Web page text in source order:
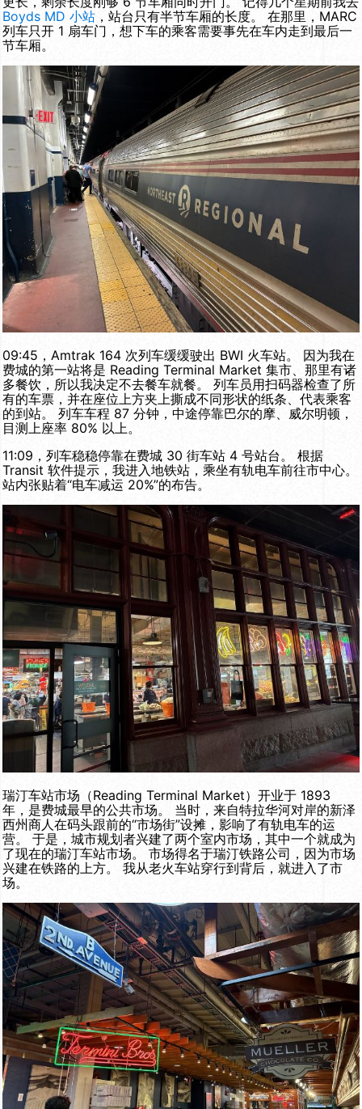
Boyds MD 小站 ，站台只有半节车厢的长度。 在那里，MARC
列车只开 1 扇车门，想下车的乘客需要事先在车内走到最后一
节车厢。
09:45，Amtrak 164 次列车缓缓驶出 BWI 火车站。 因为我在
费城的第一站将是 Reading Terminal Market 集市、那里有诸
多餐饮，所以我决定不去餐车就餐。 列车员用扫码器检查了所
有的车票，并在座位上方夹上撕成不同形状的纸条、代表乘客
的到站。 列车车程 87 分钟，中途停靠巴尔的摩、威尔明顿，
目测上座率 80% 以上。
11:09，列车稳稳停靠在费城 30 街车站 4 号站台。 根据
Transit 软件提示，我进入地铁站，乘坐有轨电车前往市中心。
站内张贴着“电车减运 20%”的布告。
瑞汀车站市场（Reading Terminal Market）开业于 1893
年，是费城最早的公共市场。 当时，来自特拉华河对岸的新泽
西州商人在码头跟前的“市场街”设摊，影响了有轨电车的运
营。 于是，城市规划者兴建了两个室内市场，其中一个就成为
了现在的瑞汀车站市场。 市场得名于瑞汀铁路公司，因为市场
兴建在铁路的上方。 我从老火车站穿行到背后，就进入了市
场。